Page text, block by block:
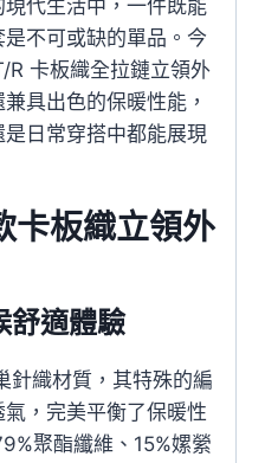
代生活中，一件既能
不可或缺的單品。今
卡板織全拉鏈立領外
具出色的保暖性能，
日常穿搭中都能展現
卡板織立領外
舒適體驗
針織材質，其特殊的編
，完美平衡了保暖性
聚酯纖維、15%嫘縈